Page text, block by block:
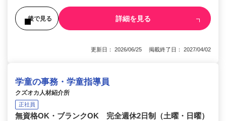
後で見る 詳細を見る
更新日： 2026/06/25 掲載終了日： 2027/04/02
学童の事務・学童指導員
クズオカ人材紹介所
正社員
無資格OK・ブランクOK 完全週休2日制（土曜・日曜）